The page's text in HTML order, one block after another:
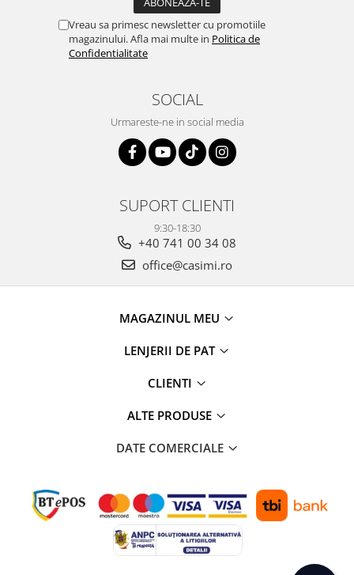
Vreau sa primesc newsletter cu promotiile
magazinului. Afla mai multe in Politica de
Confidentialitate
SOCIAL
Urmareste-ne in social media
SUPORT CLIENTI
9:30-18:30
+40 741 00 34 08
office@casimi.ro
MAGAZINUL MEU
LENJERII DE PAT
CLIENTI
ALTE PRODUSE
DATE COMERCIALE